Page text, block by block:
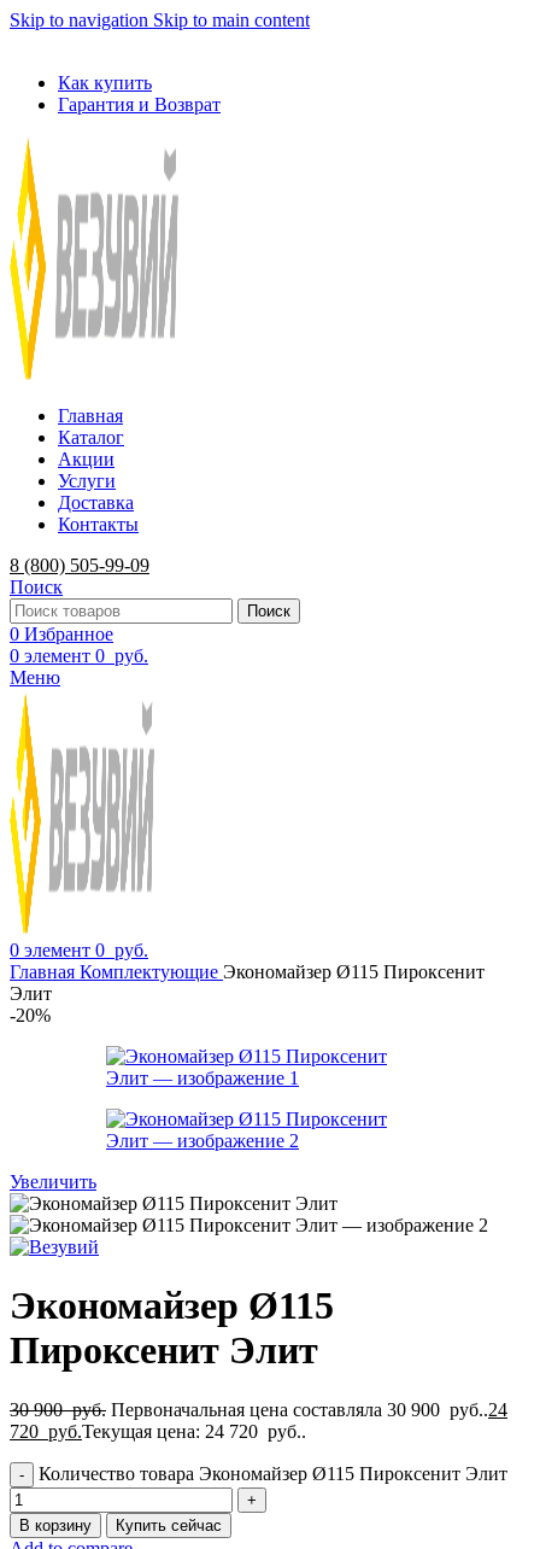
Skip to navigation Skip to main content
Как купить
Гарантия и Возврат
Главная
Каталог
Акции
Услуги
Доставка
Контакты
8 (800) 505-99-09
Поиск
Поиск
0 Избранное
0 элемент 0 руб.
Меню
0 элемент 0 руб.
Главная Комплектующие Экономайзер Ø115 Пироксенит
Элит
-20%
Увеличить
Экономайзер Ø115
Пироксенит Элит
30 900руб. Первоначальная цена составляла 30 900 руб..24
720 руб.Текущая цена: 24 720 руб..
Количество товара Экономайзер Ø115 Пироксенит Элит
В корзину Купить сейчас